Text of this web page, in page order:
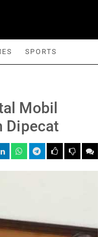
SPORTS
Mobil
Dipecat